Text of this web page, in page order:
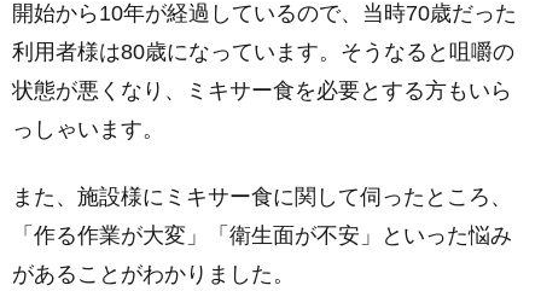
開始から10年が経過しているので、当時70歳だった
利用者様は80歳になっています。そうなると咀嚼の
状態が悪くなり、ミキサー食を必要とする方もいら
っしゃいます。
また、施設様にミキサー食に関して伺ったところ、
「作る作業が大変」「衛生面が不安」といった悩み
があることがわかりました。